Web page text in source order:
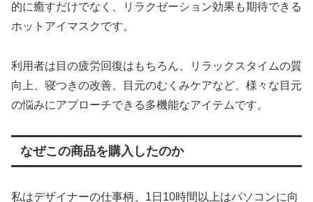
的に癒すだけでなく、リラクゼーション効果も期待できる
ホットアイマスクです。
利用者は目の疲労回復はもちろん、リラックスタイムの質
向上、寝つきの改善、目元のむくみケアなど、様々な目元
の悩みにアプローチできる多機能なアイテムです。
なぜこの商品を購入したのか
私はデザイナーの仕事柄、1日10時間以上はパソコンに向